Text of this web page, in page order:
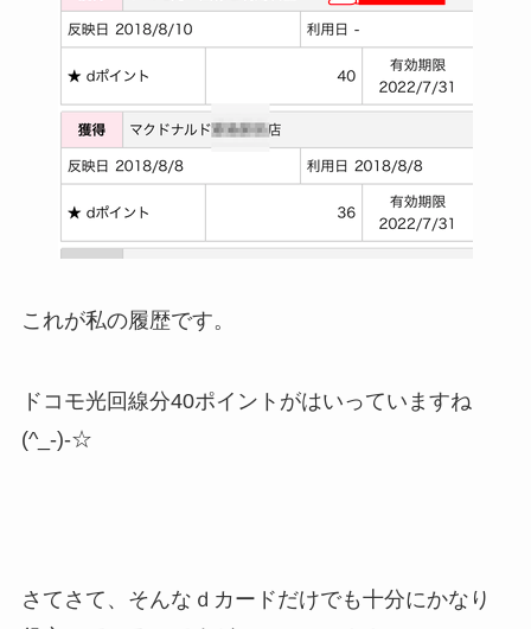
これが私の履歴です。
ドコモ光回線分40ポイントがはいっていますね
(^_-)-☆
さてさて、そんなｄカードだけでも十分にかなり